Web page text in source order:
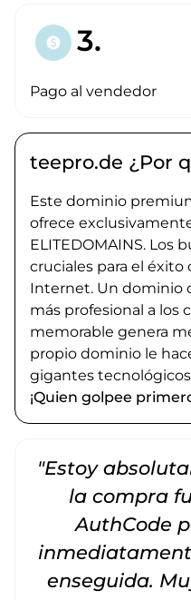
paid 3.
Pago al vendedor
teepro.de ¿Por
Este dominio
ofrece
ELITEDOMAINS. Los
cruciales para el éxito
Internet. Un dominio
más profesional a los
memorable genera
propio dominio le
gigantes
¡Quien golpee
"Estoy
la compra
AuthCode
enseguida.